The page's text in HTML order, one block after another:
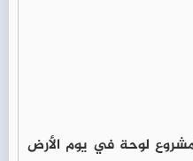
لوحة في يوم الأرض